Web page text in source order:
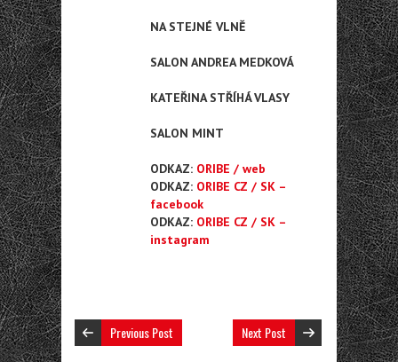
NA STEJNÉ VLNĚ
SALON ANDREA MEDKOVÁ
KATEŘINA STŘÍHÁ VLASY
SALON MINT
ODKAZ: ORIBE / web
ODKAZ: ORIBE CZ / SK –
facebook
ODKAZ: ORIBE CZ / SK –
instagram
Previous Post Next Post